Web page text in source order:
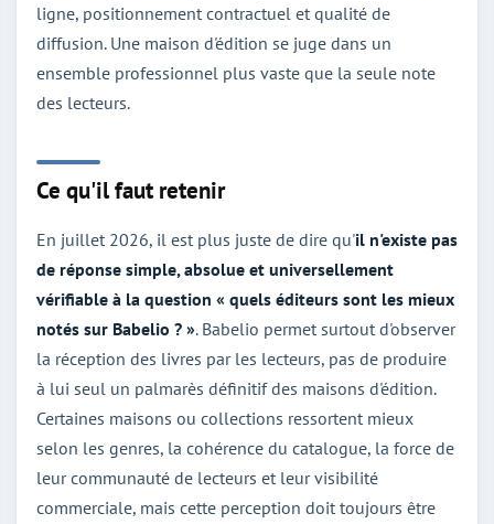
ligne, positionnement contractuel et qualité de
diffusion. Une maison d'édition se juge dans un
ensemble professionnel plus vaste que la seule note
des lecteurs.
Ce qu'il faut retenir
En juillet 2026, il est plus juste de dire qu'il n'existe pas
de réponse simple, absolue et universellement
vérifiable à la question « quels éditeurs sont les mieux
notés sur Babelio ? ». Babelio permet surtout d'observer
la réception des livres par les lecteurs, pas de produire
à lui seul un palmarès définitif des maisons d'édition.
Certaines maisons ou collections ressortent mieux
selon les genres, la cohérence du catalogue, la force de
leur communauté de lecteurs et leur visibilité
commerciale, mais cette perception doit toujours être